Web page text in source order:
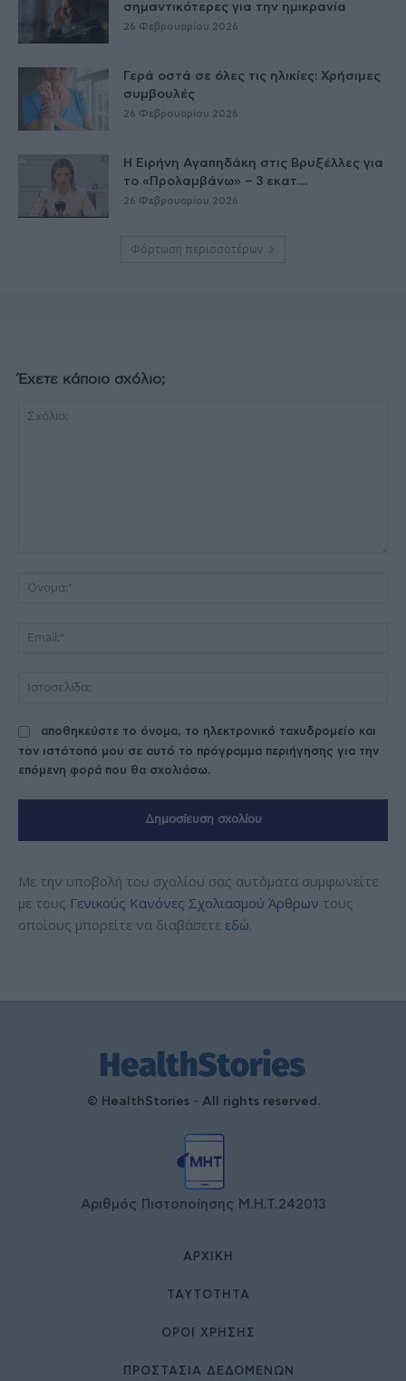
σημαντικότερες για την ημικρανία
26 Φεβρουαρίου 2026
Γερά οστά σε όλες τις ηλικίες: Χρήσιμες
συμβουλές
26 Φεβρουαρίου 2026
Η Ειρήνη Αγαπηδάκη στις Βρυξέλλες για
το «Προλαμβάνω» – 3 εκατ....
26 Φεβρουαρίου 2026
Φόρτωση περισσοτέρων
Έχετε κάποιο σχόλιο;
αποθηκεύστε το όνομα, το ηλεκτρονικό ταχυδρομείο και
τον ιστότοπό μου σε αυτό το πρόγραμμα περιήγησης για την
επόμενη φορά που θα σχολιάσω.
Με την υποβολή του σχολίου σας αυτόματα συμφωνείτε
με τους Γενικούς Κανόνες Σχολιασμού Άρθρων τους
οποίους μπορείτε να διαβάσετε εδώ.
© HealthStories - All rights reserved.
Αριθμός Πιστοποίησης Μ.Η.Τ.242013
ΑΡΧΙΚΉ
ΤΑΥΤΌΤΗΤΑ
ΌΡΟΙ ΧΡΉΣΗΣ
ΠΡΟΣΤΑΣΙΑ ΔΕΔΟΜΕΝΩΝ